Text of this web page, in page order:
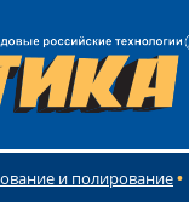
и полирование